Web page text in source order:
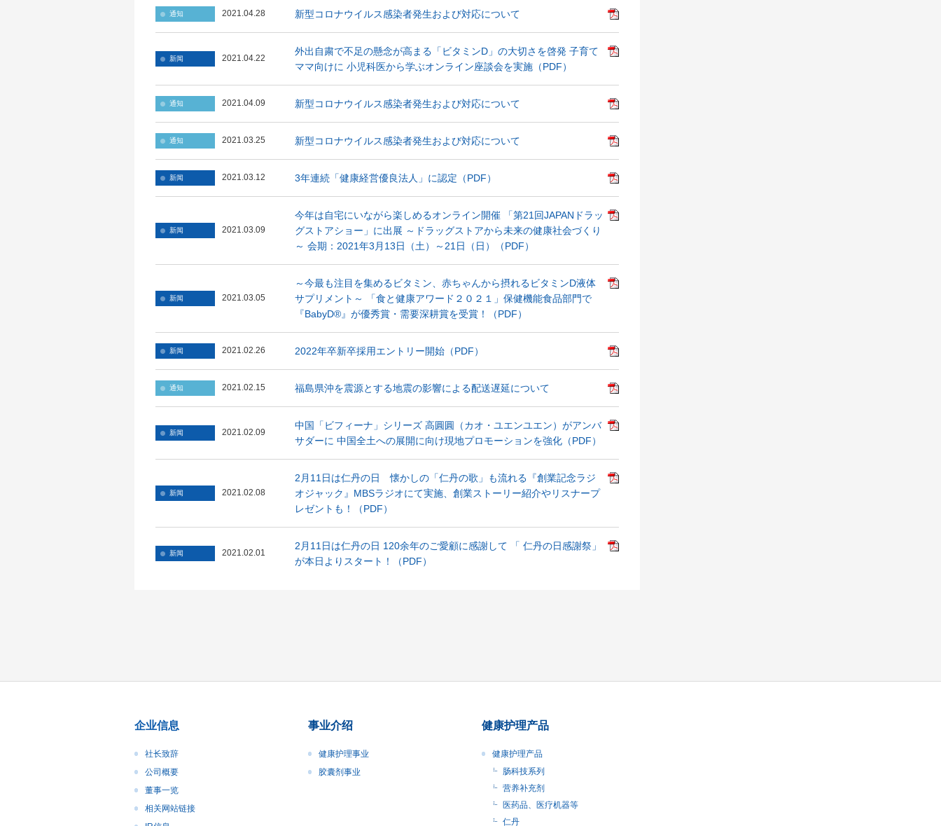
通知 2021.04.28 新型コロナウイルス感染者発生および対応について
新闻 2021.04.22
外出自粛で不足の懸念が高まる「ビタミンD」の大切さを啓発 子育て
ママ向けに 小児科医から学ぶオンライン座談会を実施（PDF）
通知 2021.04.09 新型コロナウイルス感染者発生および対応について
通知 2021.03.25 新型コロナウイルス感染者発生および対応について
新闻 2021.03.12 3年連続「健康経営優良法人」に認定（PDF）
新闻 2021.03.09
今年は自宅にいながら楽しめるオンライン開催 「第21回JAPANドラッ
グストアショー」に出展 ～ドラッグストアから未来の健康社会づくり
～ 会期：2021年3月13日（土）～21日（日）（PDF）
新闻 2021.03.05
～今最も注目を集めるビタミン、赤ちゃんから摂れるビタミンD液体
サプリメント～ 「食と健康アワード２０２１」保健機能食品部門で
『BabyD®』が優秀賞・需要深耕賞を受賞！（PDF）
新闻 2021.02.26 2022年卒新卒採用エントリー開始（PDF）
通知 2021.02.15 福島県沖を震源とする地震の影響による配送遅延について
新闻 2021.02.09
中国「ビフィーナ」シリーズ 高圓圓（カオ・ユエンユエン）がアンバ
サダーに 中国全土への展開に向け現地プロモーションを強化（PDF）
新闻 2021.02.08
2月11日は仁丹の日 懐かしの「仁丹の歌」も流れる『創業記念ラジ
オジャック』MBSラジオにて実施、創業ストーリー紹介やリスナープ
レゼントも！（PDF）
新闻 2021.02.01
2月11日は仁丹の日 120余年のご愛顧に感謝して 「 仁丹の日感謝祭」
が本日よりスタート！（PDF）
企业信息
社长致辞
公司概要
董事一览
相关网站链接
事业介绍
健康护理事业
胶囊剂事业
健康护理产品
健康护理产品
肠科技系列
营养补充剂
医药品、医疗机器等
仁丹